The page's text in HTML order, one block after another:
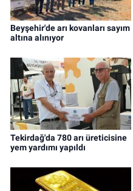
Beyşehir'de arı kovanları sayım
altına alınıyor
Tekirdağ'da 780 arı üreticisine
yem yardımı yapıldı